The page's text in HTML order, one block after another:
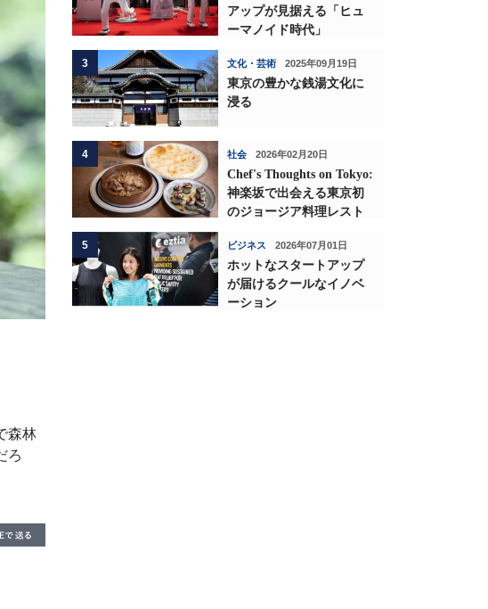
森林
ろ
アップが見据える「ヒュ
ーマノイド時代」
3 文化・芸術 2025年09月19日
東京の豊かな銭湯文化に
浸る
4 社会 2026年02月20日
Chef's Thoughts on Tokyo:
神楽坂で出会える東京初
のジョージア料理レスト
5 ビジネス 2026年07月01日
ホットなスタートアップ
が届けるクールなイノベ
ーション